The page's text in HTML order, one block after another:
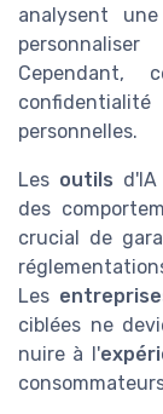
analysent
personnelles.
Les outils
des
crucial de
Les
ciblées ne
nuire à l'